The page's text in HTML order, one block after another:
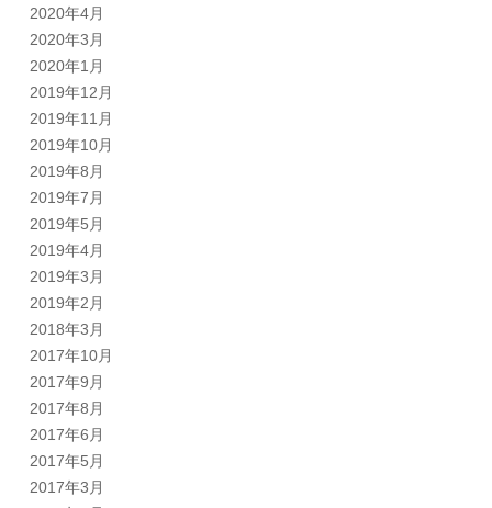
2020年4月
2020年3月
2020年1月
2019年12月
2019年11月
2019年10月
2019年8月
2019年7月
2019年5月
2019年4月
2019年3月
2019年2月
2018年3月
2017年10月
2017年9月
2017年8月
2017年6月
2017年5月
2017年3月